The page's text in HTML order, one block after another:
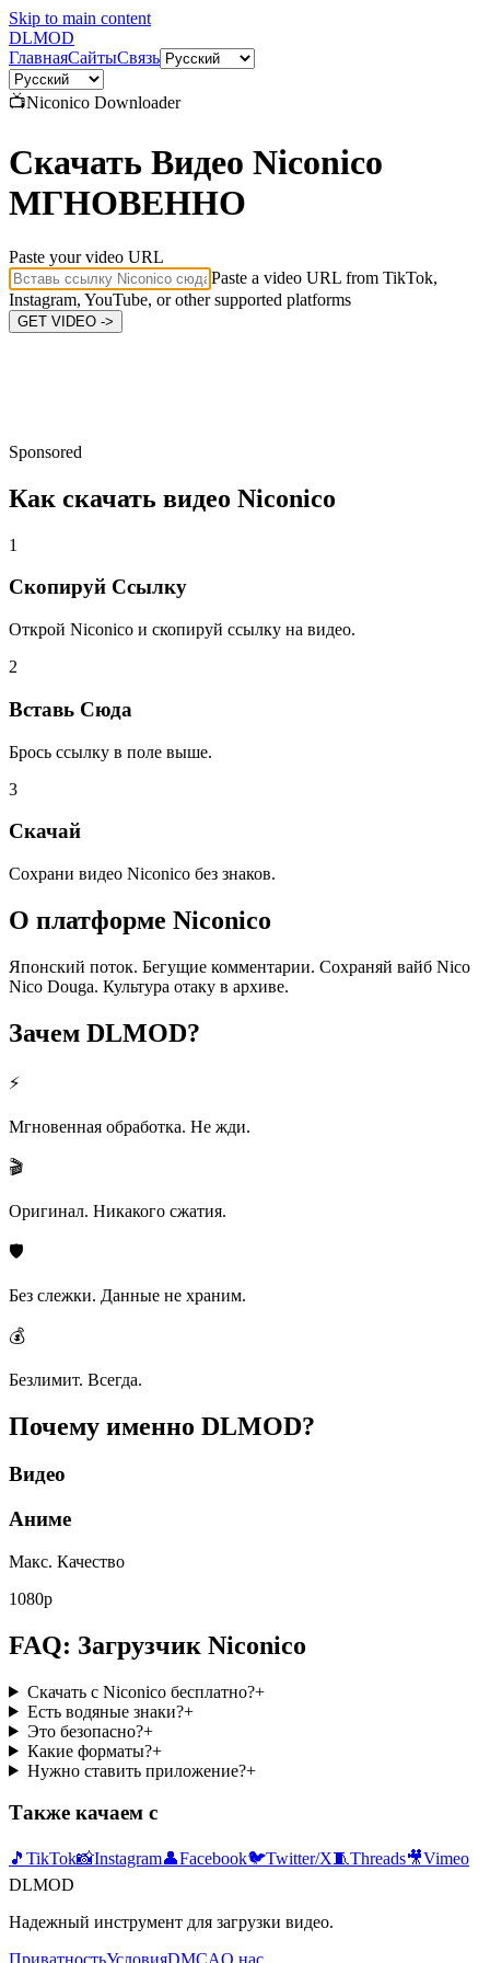
Skip to main content
DLMOD
ГлавнаяСайтыСвязь
📺Niconico Downloader
Скачать Видео Niconico
МГНОВЕННО
Paste your video URL
Paste a video URL from TikTok,
Instagram, YouTube, or other supported platforms
GET VIDEO ->
Sponsored
Как скачать видео Niconico
1
Скопируй Ссылку
Открой Niconico и скопируй ссылку на видео.
2
Вставь Сюда
Брось ссылку в поле выше.
3
Скачай
Сохрани видео Niconico без знаков.
О платформе Niconico
Японский поток. Бегущие комментарии. Сохраняй вайб Nico
Nico Douga. Культура отаку в архиве.
Зачем DLMOD?
⚡
Мгновенная обработка. Не жди.
🎬
Оригинал. Никакого сжатия.
🛡️
Без слежки. Данные не храним.
💰
Безлимит. Всегда.
Почему именно DLMOD?
Видео
Аниме
Макс. Качество
1080p
FAQ: Загрузчик Niconico
Скачать с Niconico бесплатно?+
Есть водяные знаки?+
Это безопасно?+
Какие форматы?+
Нужно ставить приложение?+
Также качаем с
🎵 TikTok📸Instagram👤Facebook🐦Twitter/X🧵Threads🎥Vimeo
DLMOD
Надежный инструмент для загрузки видео.